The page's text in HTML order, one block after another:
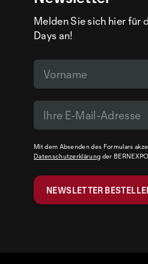
Melden Sie sich hier für
Days an!
Mit dem Absenden des Formulars
Datenschutzerklärung der